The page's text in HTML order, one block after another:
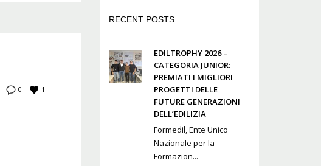
0 1
RECENT POSTS
EDILTROPHY 2026 –
CATEGORIA JUNIOR:
PREMIATI I MIGLIORI
PROGETTI DELLE
FUTURE GENERAZIONI
DELL’EDILIZIA
Formedil, Ente Unico
Nazionale per la
Formazion...